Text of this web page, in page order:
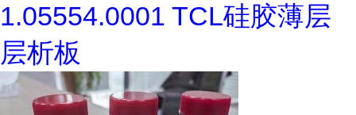
1.05554.0001 TCL硅胶薄层
层析板